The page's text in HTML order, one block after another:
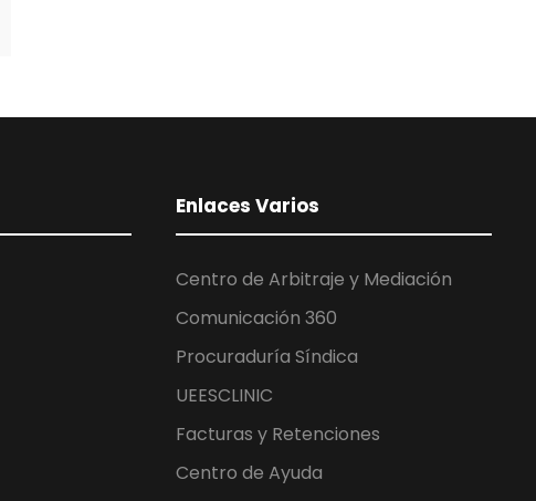
Enlaces Varios
Centro de Arbitraje y Mediación
Comunicación 360
Procuraduría Síndica
UEESCLINIC
Facturas y Retenciones
Centro de Ayuda